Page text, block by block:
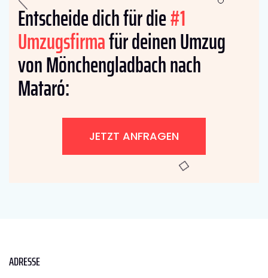
Entscheide dich für die#1
Umzugsfirmafür deinen Umzug
von Mönchengladbach nach
Mataró:
JETZT ANFRAGEN
ADRESSE